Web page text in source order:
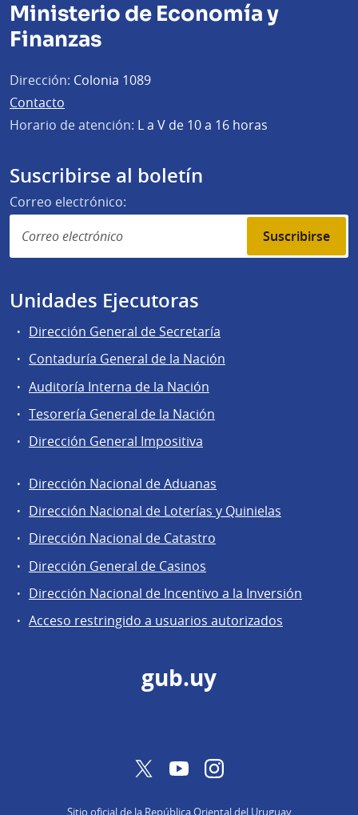
Ministerio de Economía y
Finanzas
Dirección: Colonia 1089
Contacto
Horario de atención: L a V de 10 a 16 horas
Suscribirse al boletín
Correo electrónico:
Suscribirse
Unidades Ejecutoras
Dirección General de Secretaría
Contaduría General de la Nación
Auditoría Interna de la Nación
Tesorería General de la Nación
Dirección General Impositiva
Áreas
de
la
Dirección
General
de
Secretaría
Dirección Nacional de Aduanas
Dirección Nacional de Loterías y Quinielas
Dirección Nacional de Catastro
Dirección General de Casinos
Dirección Nacional de Incentivo a la Inversión
Acceso restringido a usuarios autorizados
gub.uy
TwitterYouTubeInstagram
Sitio oficial de la República Oriental del Uruguay